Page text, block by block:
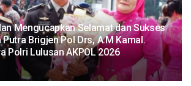
Mengucapkan Selamat dan Sukses
Brigjen Pol Drs, A.M Kamal.
Polri Lulusan AKPOL 2026